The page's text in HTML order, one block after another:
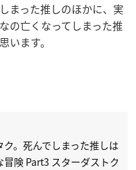
まった推しのほかに、実
の亡くなってしまった推
います。
。死んでしまった推しは
冒険 Part3 スターダストク